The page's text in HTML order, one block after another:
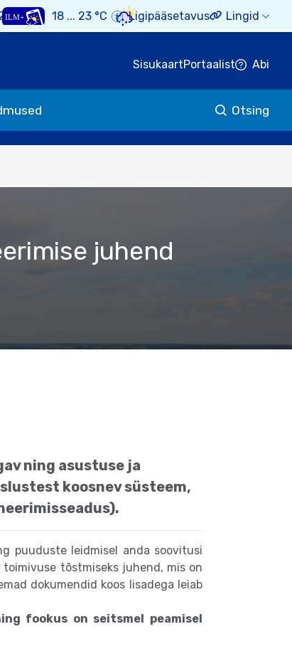
18 ... 23 °C Ligipääsetavus Lingid
SisukaartPortaalist Abi
Otsing
juhend
ning asustuse ja
koosnev süsteem,
puuduste leidmisel anda soovitusi
tõstmiseks juhend, mis on
dokumendid koos lisadega leiab
fookus on seitsmel peamisel